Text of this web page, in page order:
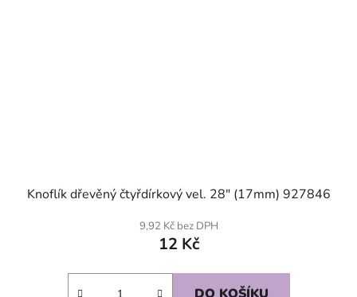
Knoflík dřevěný čtyřdírkový vel. 28" (17mm) 927846
9,92 Kč bez DPH
12 Kč